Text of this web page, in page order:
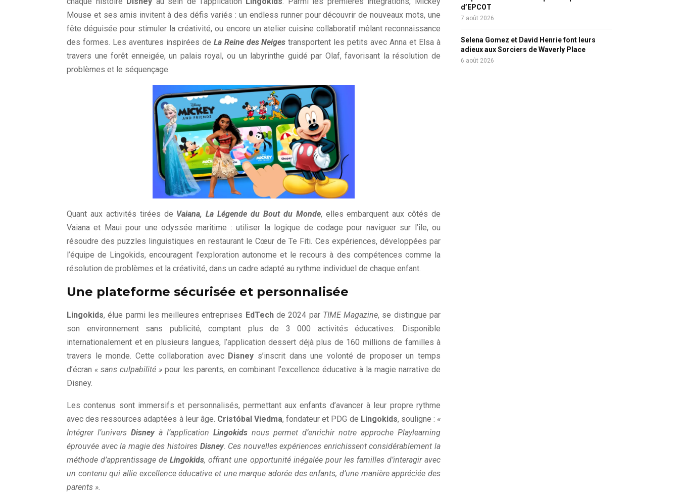
Mouse et ses amis invitent à des défis variés : un endless runner pour découvrir de nouveaux mots, une
fête déguisée pour stimuler la créativité, ou encore un atelier cuisine collaboratif mêlant reconnaissance
des formes. Les aventures inspirées de La Reine des Neiges transportent les petits avec Anna et Elsa à
travers une forêt enneigée, un palais royal, ou un labyrinthe guidé par Olaf, favorisant la résolution de
problèmes et le séquençage.
Quant aux activités tirées de Vaiana, La Légende du Bout du Monde, elles embarquent aux côtés de
Vaiana et Maui pour une odyssée maritime : utiliser la logique de codage pour naviguer sur l’île, ou
résoudre des puzzles linguistiques en restaurant le Cœur de Te Fiti. Ces expériences, développées par
l’équipe de Lingokids, encouragent l’exploration autonome et le recours à des compétences comme la
résolution de problèmes et la créativité, dans un cadre adapté au rythme individuel de chaque enfant.
Une plateforme sécurisée et personnalisée
Lingokids, élue parmi les meilleures entreprises EdTechde 2024 par TIME Magazine, se distingue par
son environnement sans publicité, comptant plus de 3 000 activités éducatives. Disponible
internationalement et en plusieurs langues, l’application dessert déjà plus de 160 millions de familles à
travers le monde. Cette collaboration avec Disney s’inscrit dans une volonté de proposer un temps
d’écran « sans culpabilité » pour les parents, en combinant l’excellence éducative à la magie narrative de
Disney.
Les contenus sont immersifs et personnalisés, permettant aux enfants d’avancer à leur propre rythme
avec des ressources adaptées à leur âge. Cristóbal Viedma, fondateur et PDG de Lingokids, souligne : «
Intégrer l’univers Disneyà l’application Lingokids nous permet d’enrichir notre approche Playlearning
éprouvée avec la magie des histoires Disney. Ces nouvelles expériences enrichissent considérablement la
méthode d’apprentissage de Lingokids, offrant une opportunité inégalée pour les familles d’interagir avec
un contenu qui allie excellence éducative et une marque adorée des enfants, d’une manière appréciée des
parents ».
d’EPCOT
7 août 2026
Selena Gomez et David Henrie font leurs
adieux aux Sorciers de Waverly Place
6 août 2026